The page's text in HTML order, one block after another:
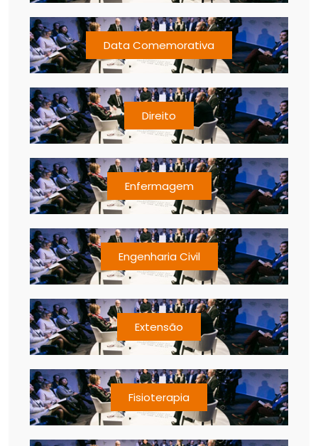
Data Comemorativa
Direito
Enfermagem
Engenharia Civil
Extensão
Fisioterapia